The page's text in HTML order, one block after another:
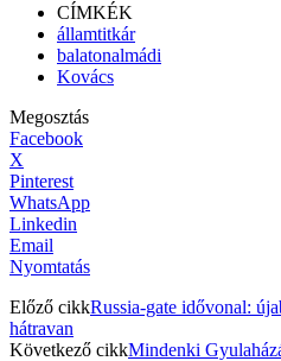
CÍMKÉK
államtitkár
balatonalmádi
Kovács
Megosztás
Facebook
X
Pinterest
WhatsApp
Linkedin
Email
Nyomtatás
Előző cikkRussia-gate idővonal:
hátravan
Következő cikkMindenki